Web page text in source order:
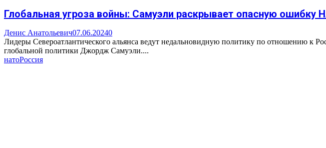
Глобальная угроза войны: Самуэли раскрывает опасную ошибку
Денис Анатольевич07.06.20240
Лидеры Североатлантического альянса ведут недальновидную политику по отношению к
глобальной политики Джордж Самуэли....
натоРоссия